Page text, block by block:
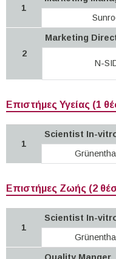
1
2
Marketing
N-
Επιστήμες Υγείας (1
1
Scientist In-
Επιστήμες Ζωής (2
1
Scientist In-
Quality Manger